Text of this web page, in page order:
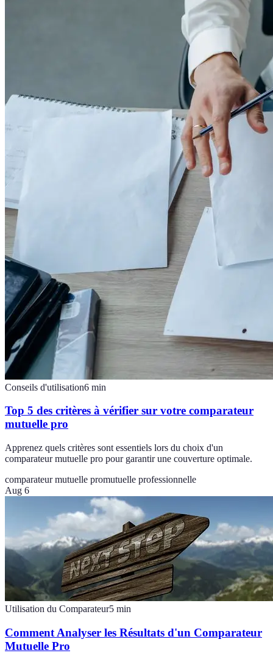
Conseils d'utilisation6 min
Top 5 des critères à vérifier sur votre comparateur
mutuelle pro
Apprenez quels critères sont essentiels lors du choix d'un
comparateur mutuelle pro pour garantir une couverture optimale.
comparateur mutuelle promutuelle professionnelle
Aug 6
Utilisation du Comparateur5 min
Comment Analyser les Résultats d'un Comparateur
Mutuelle Pro